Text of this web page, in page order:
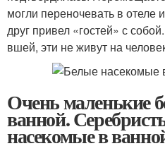
могли переночевать в отеле
друг привел «гостей» с
вшей, эти не живут на
Очень маленькие
ванной.
насекомые в